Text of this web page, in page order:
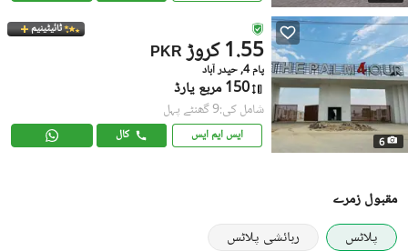
6
ٹائیٹینیم
PKR 1.55 کروڑ
پام 4, حیدر آباد
150 مربع یارڈ
شامل کی:9 گھنٹے پہل
ایس ایم ایس کال
مقبول زمرے
پلاٹس
رہائشی پلاٹس